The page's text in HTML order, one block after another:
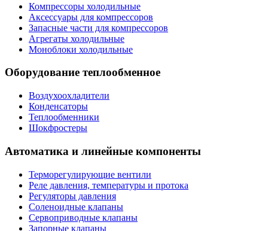
Компрессоры холодильные
Аксессуары для компрессоров
Запасные части для компрессоров
Агрегаты холодильные
Моноблоки холодильные
Оборудование теплообменное
Воздухоохладители
Конденсаторы
Теплообменники
Шокфростеры
Автоматика и линейные компоненты
Терморегулирующие вентили
Реле давления, температуры и протока
Регуляторы давления
Соленоидные клапаны
Сервоприводные клапаны
Запорные клапаны